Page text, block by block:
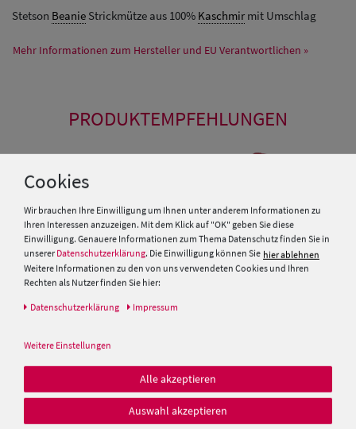
Stetson Beanie Strickmütze aus 100% Kaschmir mit Umschlag
Mehr Informationen zum Hersteller und EU Verantwortlichen »
PRODUKTEMPFEHLUNGEN
Fiebig Schild-Strickmütze mit
9,95 €
Balke glatte Strickmütze mit
Rollrand & Thinsulate-Futter
12,99 €
Cookies
Wir brauchen Ihre Einwilligung um Ihnen unter anderem Informationen zu
Ihren Interessen anzuzeigen. Mit dem Klick auf "OK" geben Sie diese
Einwilligung. Genauere Informationen zum Thema Datenschutz finden Sie in
unserer Datenschutzerklärung. Die Einwilligung können Sie hier ablehnen
Weitere Informationen zu den von uns verwendeten Cookies und Ihren
Rechten als Nutzer finden Sie hier:
Daten­schutz­erklärung Impressum
Weitere Einstellungen
Alle akzeptieren
Auswahl akzeptieren